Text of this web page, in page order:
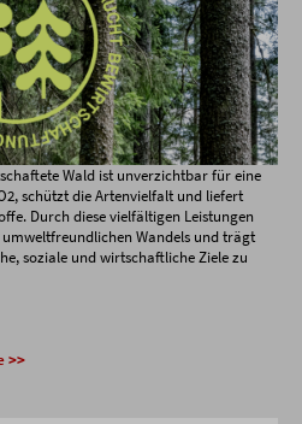
Wald ist unverzichtbar für eine
schützt die Artenvielfalt und liefert
Durch diese vielfältigen Leistungen
Wandels und trägt
soziale und wirtschaftliche Ziele zu
>>